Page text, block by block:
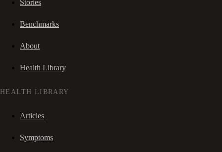
Stories
Benchmarks
About
Health Library
HEALTH LIBRARY
Articles
Symptoms